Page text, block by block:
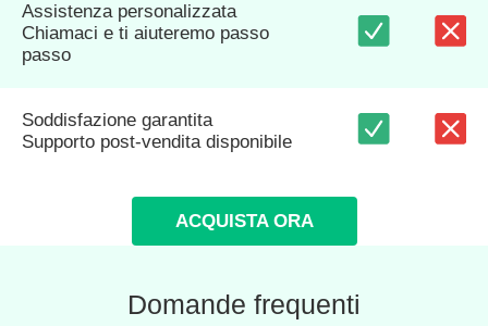
Assistenza personalizzata
Chiamaci e ti aiuteremo passo
passo
Soddisfazione garantita
Supporto post-vendita disponibile
ACQUISTA ORA
Domande frequenti